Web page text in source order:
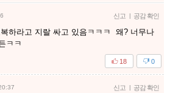
신고 | 공감 확인
하라고 지랄 싸고 있음ㅋㅋㅋ 왜? 너무나
ㅋㅋ
0
18
신고 | 공감 확인